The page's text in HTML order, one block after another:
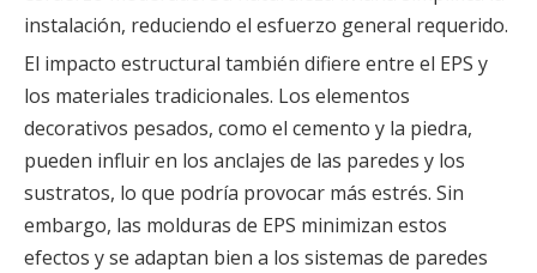
instalación, reduciendo el esfuerzo general requerido.
El impacto estructural también difiere entre el EPS y
los materiales tradicionales. Los elementos
decorativos pesados, como el cemento y la piedra,
pueden influir en los anclajes de las paredes y los
sustratos, lo que podría provocar más estrés. Sin
embargo, las molduras de EPS minimizan estos
efectos y se adaptan bien a los sistemas de paredes